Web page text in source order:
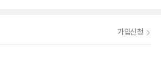
가입신청